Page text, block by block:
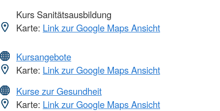
Kurs Sanitätsausbildung
Karte: Link zur Google Maps Ansicht
Kursangebote
Karte: Link zur Google Maps Ansicht
Kurse zur Gesundheit
Karte: Link zur Google Maps Ansicht